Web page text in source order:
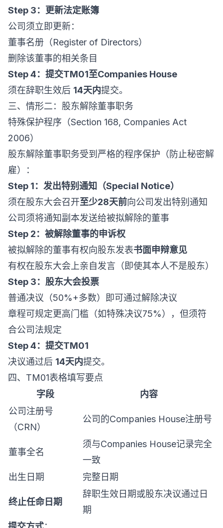
Step 3：更新法定账簿
公司须立即更新：
董事名册（Register of Directors）
删除该董事的相关条目
Step 4：提交TM01至Companies House
须在辞职生效后 14天内提交。
三、情形二：股东解除董事职务
特殊保护程序（Section 168, Companies Act
2006）
股东解除董事职务受到严格的程序保护（防止秘密解
雇）：
Step 1：发出特别通知（Special Notice）
须在股东大会召开至少28天前向公司发出特别通知
公司须将通知副本发送给被拟解除的董事
Step 2：被解除董事的申诉权
被拟解除的董事有权向股东发表书面申辩意见
有权在股东大会上亲自发言（即使其本人不是股东）
Step 3：股东大会投票
普通决议（50%+多数）即可通过解除决议
章程可规定更高门槛（如特殊决议75%），但须符
合公司法规定
Step 4：提交TM01
决议通过后 14天内提交。
四、TM01表格填写要点
字段
内容
公司注册号
（CRN）
公司的Companies House注册号
董事全名
须与Companies House记录完全
一致
出生日期
完整日期
终止任命日期
辞职生效日期或股东决议通过日
期